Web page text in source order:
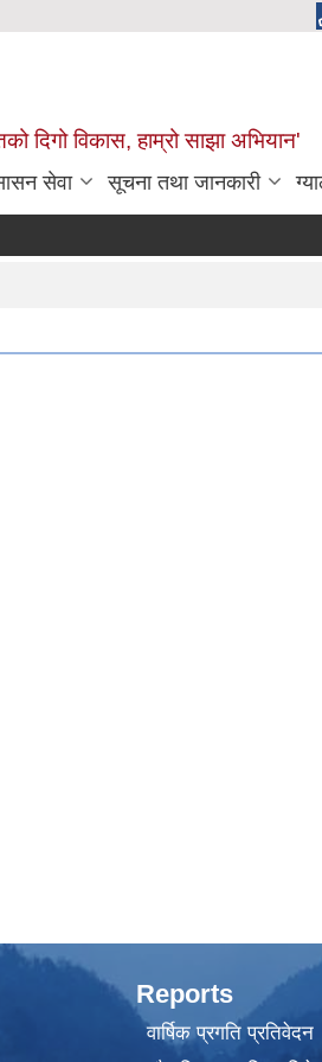
दिगो विकास, हाम्रो साझा अभियान'
सेवा सूचना तथा जानकारी
Reports
वार्षिक प्रगति प्रतिवेदन